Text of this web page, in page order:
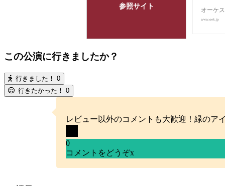
参照サイト オーケ
www.oek.jp
この公演に行きましたか？
行きました！ 0
行きたかった！ 0
レビュー以外のコメントも大歓迎！緑のア
0
コメントをどうぞx